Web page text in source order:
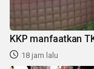
KKP manfaatkan
18 jam lalu